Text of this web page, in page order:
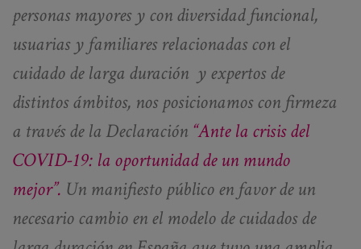
personas mayores y con diversidad funcional,
usuarias y familiares relacionadas con el
cuidado de larga duración y expertos de
distintos ámbitos, nos posicionamos con firmeza
a través de la Declaración “Ante la crisis del
COVID-19: la oportunidad de un mundo
mejor”. Un manifiesto público en favor de un
necesario cambio en el modelo de cuidados de